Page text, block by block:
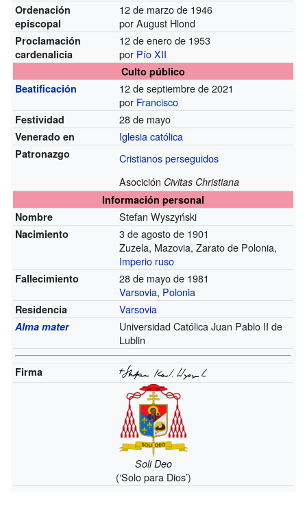
Ordenación
episcopal
12 de marzo de 1946
por August Hlond
Proclamación
cardenalicia
12 de enero de 1953
por Pío XII
Culto público
Beatificación
12 de septiembre de 2021
por Francisco
Festividad 28 de mayo
Venerado en Iglesia católica
Patronazgo
Cristianos perseguidos
Asocición Civitas Christiana
Información personal
Nombre
Stefan Wyszyński
Nacimiento
3 de agosto de 1901
Zuzela, Mazovia, Zarato de Polonia,
Imperio ruso
Fallecimiento
28 de mayo de 1981
Varsovia, Polonia
Residencia Varsovia
Alma mater
Universidad Católica Juan Pablo II de
Lublin
Firma
Soli Deo
(‘Solo para Dios’)